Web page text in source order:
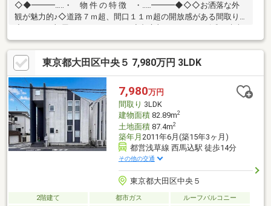
◇◆━━━…‥・ 物 件 の 特 徴 ・‥…━━━◆◇◇お洒落な外
観が魅力的♪◇道路７ｍ超、間口１１ｍ超の開放感がある間取り
ではできない特別感がございます♪◆敷地面積は90坪！ゆったり
感のある大型物件となっております！◆最寄り駅は始発の西馬込
駅が徒歩13分！◆駐車場は複数台ご利用可能♪マンションでは再
現できない戸建ならではの仕様でございます♪まずはお気軽にお問
い合わせください！現地のご見学や各種リフォームのお見積も
り、住宅ローン相談や未公開物件もご提案可能です♪お待ちしてお
ります♪
東京都大田区中央５ 7,980万円 3LDK
7,980万円
間取り 3LDK
建物面積82.89m2
土地面積87.4m2
築年月 2011年6月(築15年3ヶ月)
都営浅草線 西馬込駅 徒歩14分
その他の交通
東京都大田区中央５
2階建て 都市ガス
ルーフバルコニー